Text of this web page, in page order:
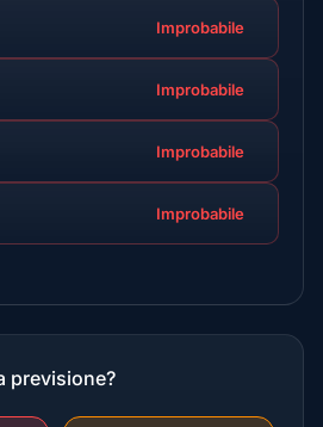
Improbabile
Improbabile
Improbabile
Improbabile
previsione?